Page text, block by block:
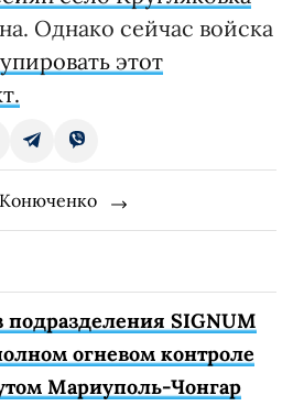
Однако сейчас войска
этот
SIGNUM
огневом контроле
Мариуполь-Чонгар